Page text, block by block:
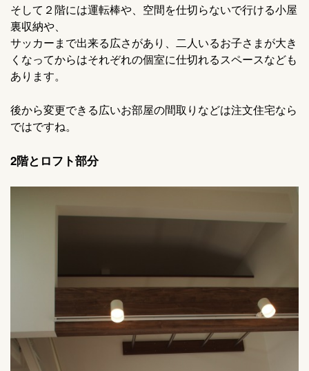
そして２階には運転棒や、空間を仕切らないで行ける小屋
裏収納や、
サッカーまで出来る広さがあり、二人いるお子さまが大き
くなってからはそれぞれの個室に仕切れるスペースなども
あります。
後から変更できる広いお部屋の間取りなどは注文住宅なら
ではですね。
2階とロフト部分